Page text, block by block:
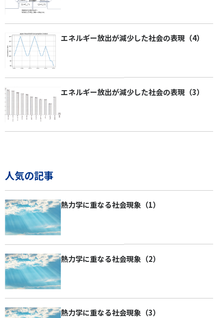
エネルギー放出が減少した社会の表現（4）
エネルギー放出が減少した社会の表現（3）
人気の記事
熱力学に重なる社会現象（1）
熱力学に重なる社会現象（2）
熱力学に重なる社会現象（3）